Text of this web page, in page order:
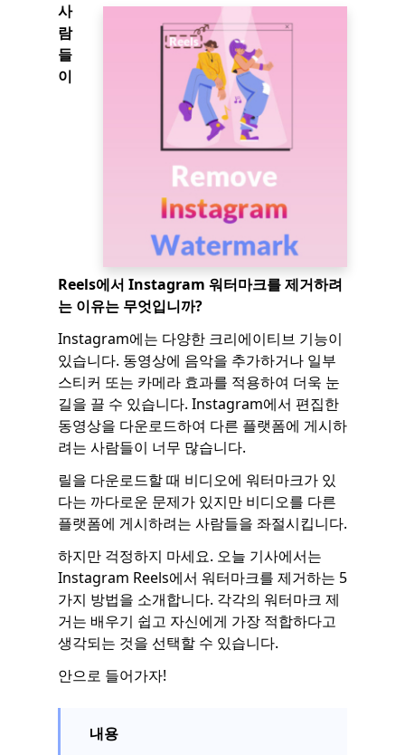
사
람
들
이
Reels에서 Instagram 워터마크를 제거하려
는 이유는 무엇입니까?
Instagram에는 다양한 크리에이티브 기능이
있습니다. 동영상에 음악을 추가하거나 일부
스티커 또는 카메라 효과를 적용하여 더욱 눈
길을 끌 수 있습니다. Instagram에서 편집한
동영상을 다운로드하여 다른 플랫폼에 게시하
려는 사람들이 너무 많습니다.
릴을 다운로드할 때 비디오에 워터마크가 있
다는 까다로운 문제가 있지만 비디오를 다른
플랫폼에 게시하려는 사람들을 좌절시킵니다.
하지만 걱정하지 마세요. 오늘 기사에서는
Instagram Reels에서 워터마크를 제거하는 5
가지 방법을 소개합니다. 각각의 워터마크 제
거는 배우기 쉽고 자신에게 가장 적합하다고
생각되는 것을 선택할 수 있습니다.
안으로 들어가자!
내용